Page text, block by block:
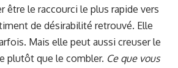
être le raccourci le plus rapide vers
de désirabilité retrouvé. Elle
Mais elle peut aussi creuser le
plutôt que le combler. Ce que vous